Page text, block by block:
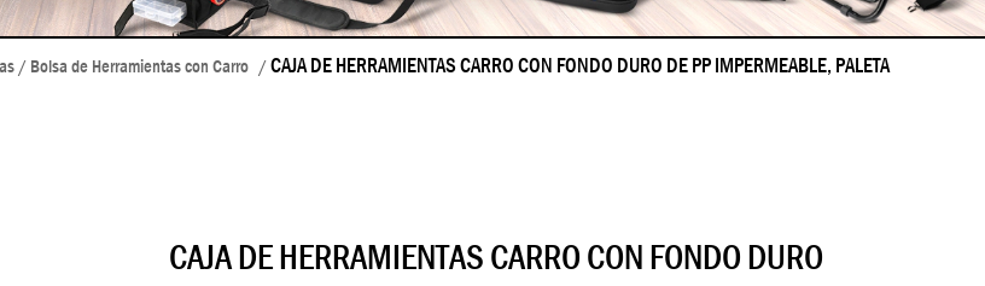
/ Bolsa de Herramientas con Carro /CAJA DE HERRAMIENTAS CARRO CON FONDO DURO DE PP IMPERMEABLE, PALETA
CAJA DE HERRAMIENTAS CARRO CON FONDO DURO